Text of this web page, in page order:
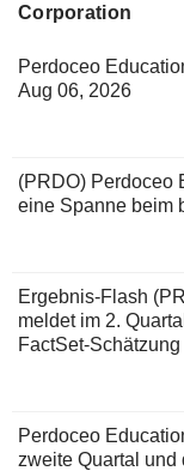
Corporation
Perdoceo
Aug 06, 2026
(PRDO) Perdoceo
eine Spanne beim
Ergebnis-Flash
meldet im 2.
FactSet-
Perdoceo
zweite Quartal und